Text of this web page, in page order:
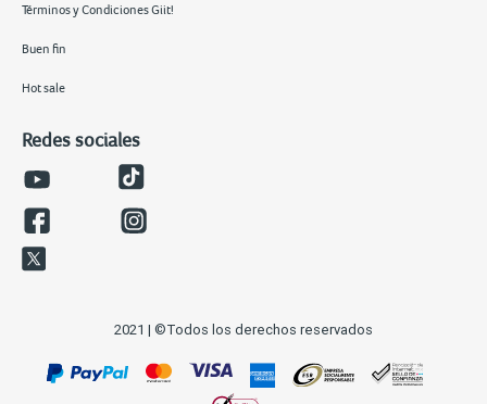
Términos y Condiciones Giit!
Buen fin
Hot sale
Redes sociales
2021 | ©Todos los derechos reservados